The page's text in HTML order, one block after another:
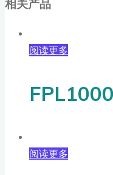
阅读更多
阅读更多